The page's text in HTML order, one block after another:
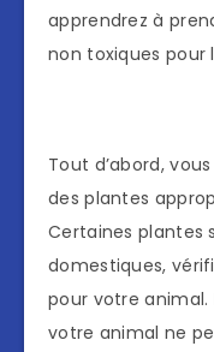
apprendrez à
non toxiques pour
Tout d’abord,
des plantes
Certaines plantes
domestiques,
pour votre animal.
votre animal ne